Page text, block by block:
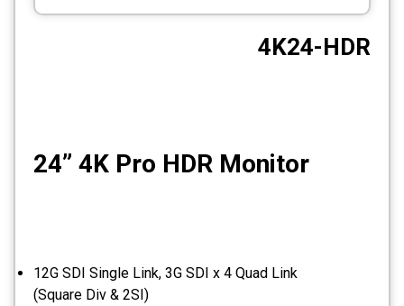
4K24-HDR
24” 4K Pro HDR Monitor
12G SDI Single Link, 3G SDI x 4 Quad Link
(Square Div & 2SI)